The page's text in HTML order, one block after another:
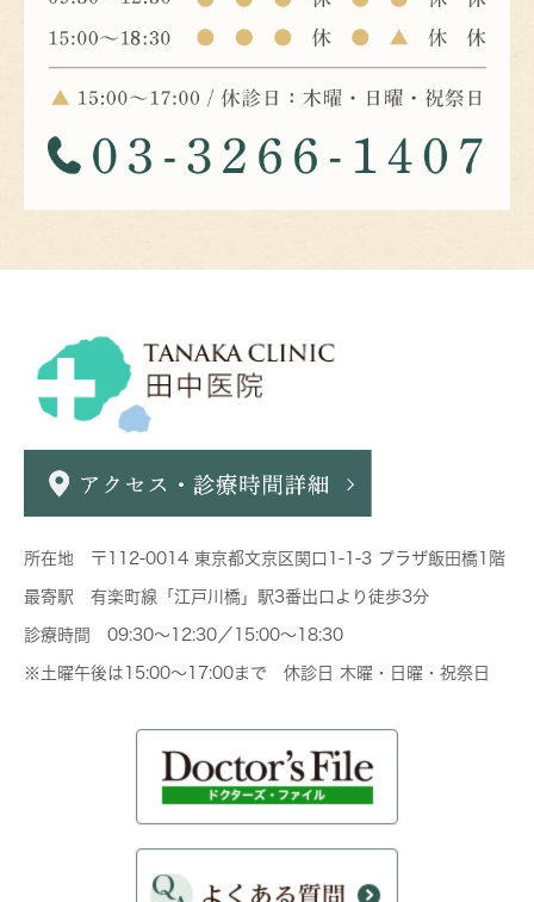
所在地 〒112-0014 東京都文京区関口1-1-3 プラザ飯田橋1階
最寄駅 有楽町線「江戸川橋」駅3番出口より徒歩3分
診療時間 09:30～12:30／15:00～18:30
※土曜午後は15:00～17:00まで 休診日 木曜・日曜・祝祭日